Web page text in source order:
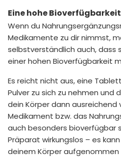
Eine hohe
Wenn du
Medikamente zu dir nimmst,
selbstverständlich auch, dass
einer hohen Bioverfügbarkeit
Es reicht nicht aus, eine
Pulver zu sich zu nehmen und
dein Körper dann ausreichend
Medikament bzw. das
auch besonders bioverfügbar
Präparat wirkungslos – es
deinem Körper